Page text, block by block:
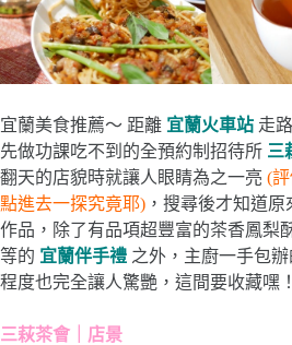
宜蘭美食推薦～ 距離 宜蘭火車站 走
先做功課吃不到的全預約制招待所 三
翻天的店貌時就讓人眼睛為之一亮 (
點進去一探究竟耶) ，搜尋後才知道
作品，除了有品項超豐富的茶香鳳梨
等的 宜蘭伴手禮 之外，主廚一手包辦
程度也完全讓人驚艷，這間要收藏嘿！
三萩茶會｜店景